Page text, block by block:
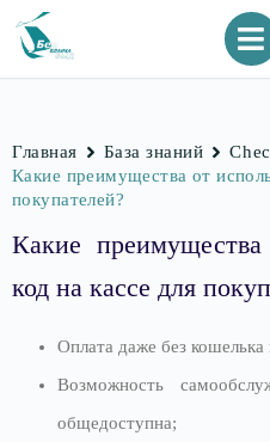
Главная База знаний
Какие преимущества от
покупателей?
Какие
код на кассе для
Оплата даже без
Возможность
общедоступна;